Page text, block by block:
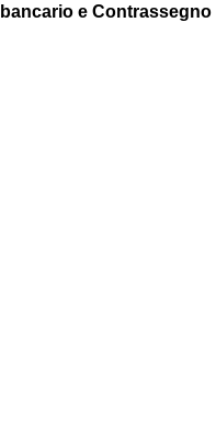
e Contrassegno